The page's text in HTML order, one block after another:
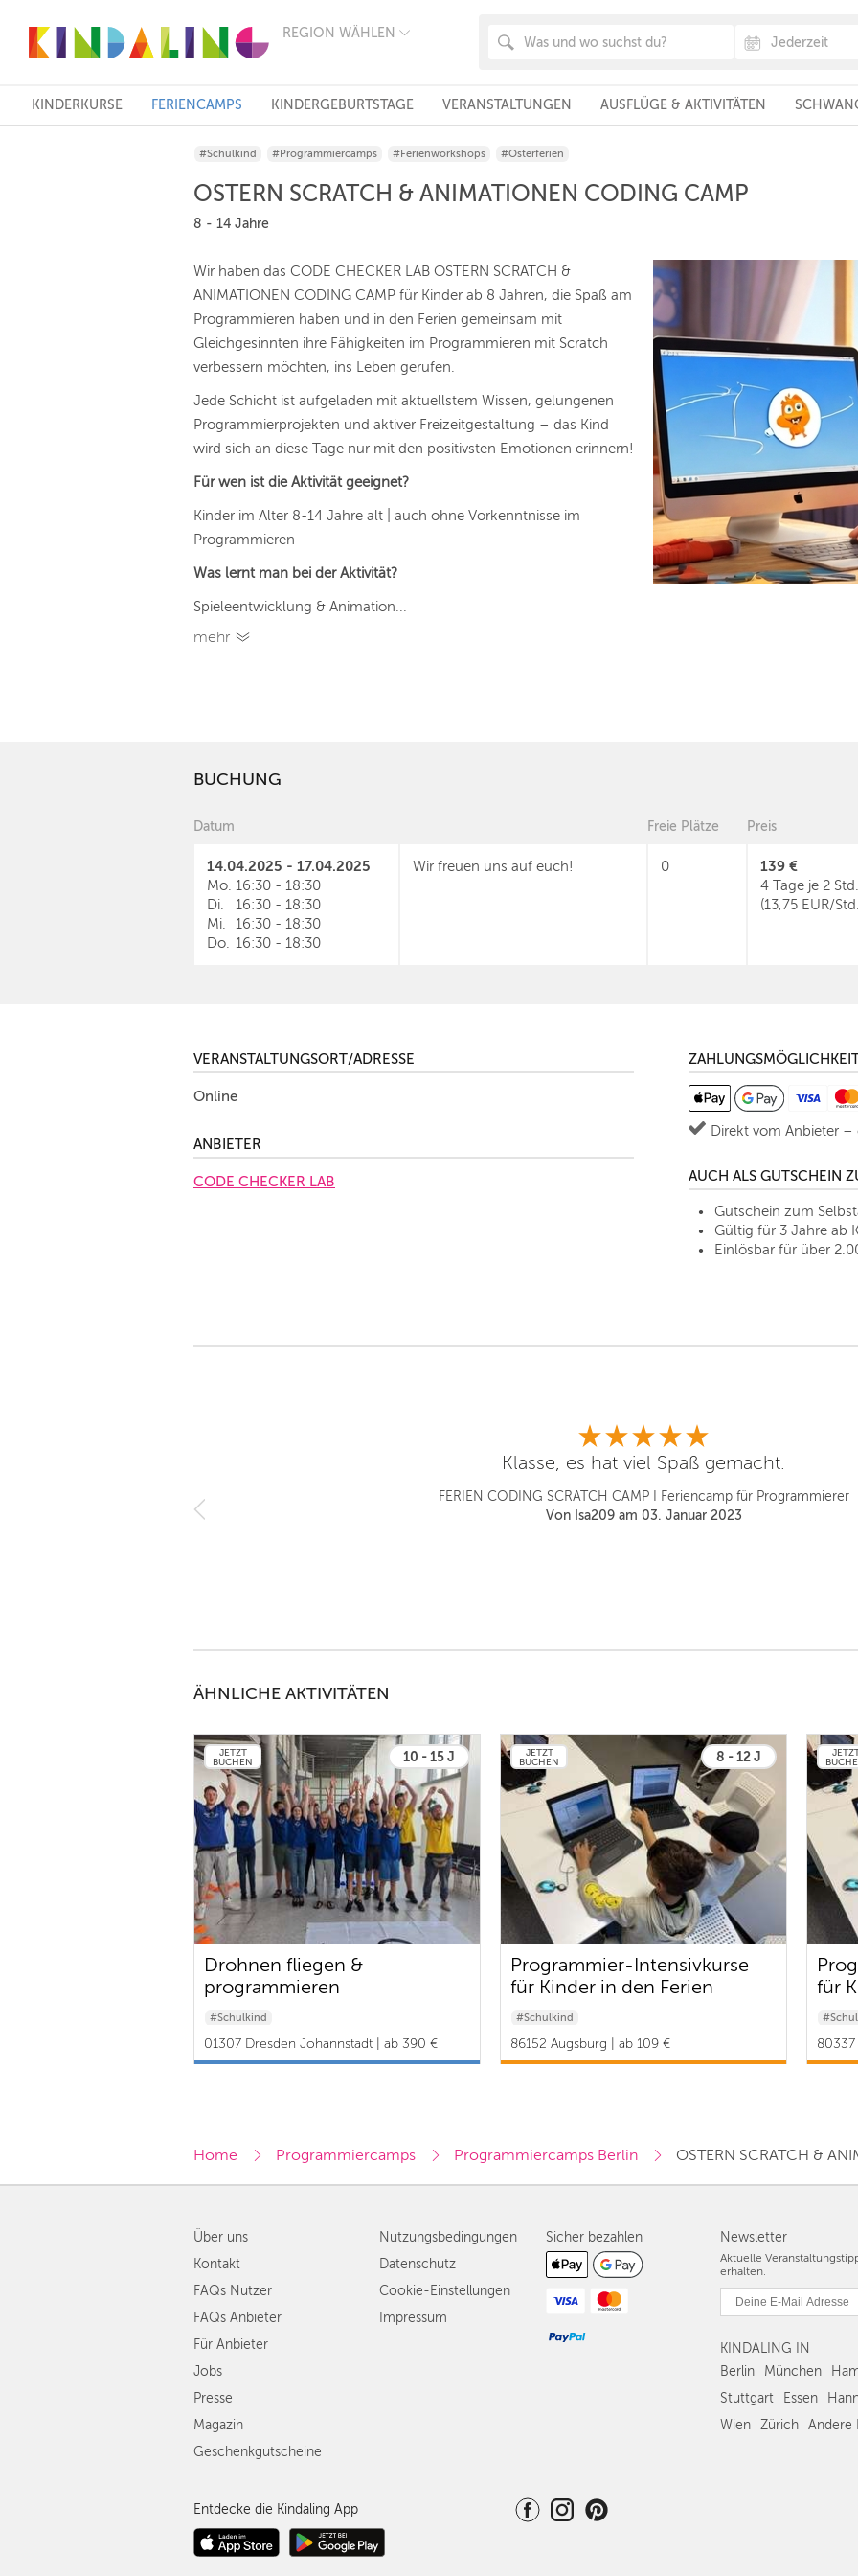
REGION WÄHLEN
FRANKFURT
KÖLN
STUTTGART
ESSEN
HANNOVER
WIEN
ZÜRICH
ANDERE
REGIONEN
KINDERKURSE FERIENCAMPS KINDERGEBURTSTAGE VERANSTALTUNGEN AUSFLÜGE & AKTIVITÄTEN
#Schulkind #Programmiercamps #Ferienworkshops #Osterferien
OSTERN SCRATCH & ANIMATIONEN CODING CAMP
8 - 14 Jahre
Wir haben das CODE CHECKER LAB OSTERN SCRATCH &
ANIMATIONEN CODING CAMP für Kinder ab 8 Jahren, die Spaß am
Programmieren haben und in den Ferien gemeinsam mit
Gleichgesinnten ihre Fähigkeiten im Programmieren mit Scratch
verbessern möchten, ins Leben gerufen.
Jede Schicht ist aufgeladen mit aktuellstem Wissen, gelungenen
Programmierprojekten und aktiver Freizeitgestaltung – das Kind
wird sich an diese Tage nur mit den positivsten Emotionen erinnern!
Für wen ist die Aktivität geeignet?
Kinder im Alter 8-14 Jahre alt | auch ohne Vorkenntnisse im
Programmieren
Was lernt man bei der Aktivität?
Spieleentwicklung & Animation...
mehr
BUCHUNG
Datum Freie Plätze Preis
14.04.2025 - 17.04.2025
Mo. 16:30 - 18:30
Di.
16:30 - 18:30
Mi.
16:30 - 18:30
Do.
16:30 - 18:30
Wir freuen uns auf euch! 0 139 €
4 Tage je 2 Std.
(13,75 EUR/
Direkt vom Anbieter –
AUCH ALS GUTSCHEIN
Gutschein zum
Gültig für 3 Jahre ab
Einlösbar für über
VERANSTALTUNGSORT/ADRESSE
Online
ANBIETER
CODE CHECKER LAB
Klasse, es hat viel Spaß gemacht.
FERIEN CODING SCRATCH CAMP I Feriencamp für Programmierer
Von Isa209 am 03. Januar 2023
ÄHNLICHE AKTIVITÄTEN
JETZT
BUCHEN
10 - 15 J
Drohnen fliegen &
programmieren
#Schulkind
01307 Dresden Johannstadt | ab 390 €
JETZT
BUCHEN
8 - 12 J
Programmier-Intensivkurse
für Kinder in den Ferien
#Schulkind
86152 Augsburg | ab 109 €
für
Home Programmiercamps Programmiercamps Berlin OSTERN SCRATCH &
Newsletter
Aktuelle
erhalten.
KINDALING IN
Berlin
München
Stuttgart
Essen
Wien
Zürich Andere
Über uns
Kontakt
FAQs Nutzer
FAQs Anbieter
Für Anbieter
Jobs
Presse
Magazin
Geschenkgutscheine
Nutzungsbedingungen
Datenschutz
Cookie-Einstellungen
Impressum
Sicher bezahlen
Entdecke die Kindaling App